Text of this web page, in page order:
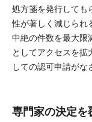
処方箋を発行しても
性が著しく減じられ
中絶の件数を最大限
としてアクセスを拡
しての認可申請がな
専門家の決定を